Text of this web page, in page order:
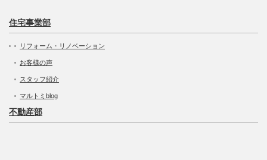
住宅事業部
リフォーム・リノベーション
お客様の声
スタッフ紹介
マルトミblog
不動産部